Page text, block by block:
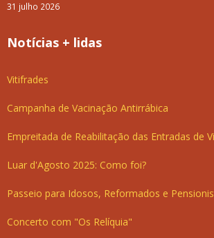
31 julho 2026
Notícias + lidas
Vitifrades
Campanha de Vacinação Antirrábica
Empreitada de Reabilitação das Entradas de
Luar d'Agosto 2025: Como foi?
Passeio para Idosos, Reformados e
Concerto com "Os Relíquia"